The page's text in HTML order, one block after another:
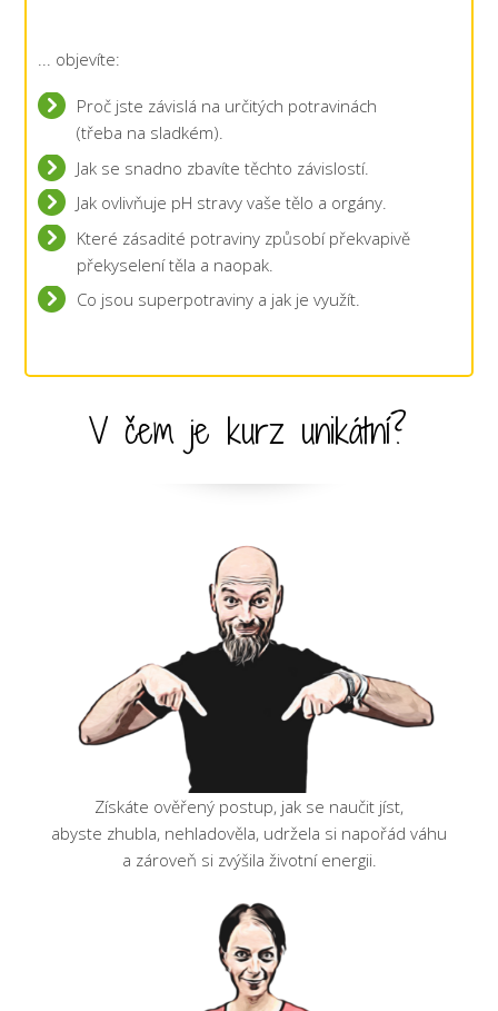
... objevíte:
Proč jste závislá na určitých potravinách
(třeba na sladkém).
Jak se snadno zbavíte těchto závislostí.
Jak ovlivňuje pH stravy vaše tělo a orgány.
Které zásadité potraviny způsobí překvapivě
překyselení těla a naopak.
Co jsou superpotraviny a jak je využít.
V čem je kurz unikátní?
Získáte ověřený postup, jak se naučit jíst,
abyste zhubla, nehladověla, udržela si napořád váhu
a zároveň si zvýšila životní energii.